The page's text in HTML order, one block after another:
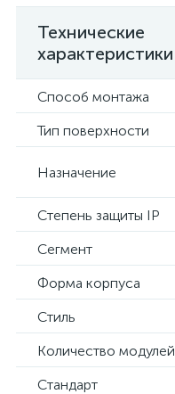
Технические
характеристики
Способ монтажа
Тип поверхности
Назначение
Степень защиты IP
Сегмент
Форма корпуса
Стиль
Количество модулей
Стандарт